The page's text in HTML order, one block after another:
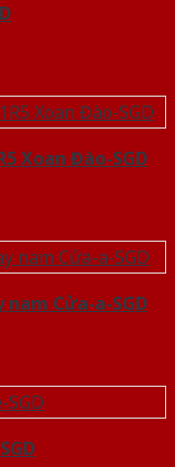
Xoan Đào-SGD
nam Cửa-a-SGD